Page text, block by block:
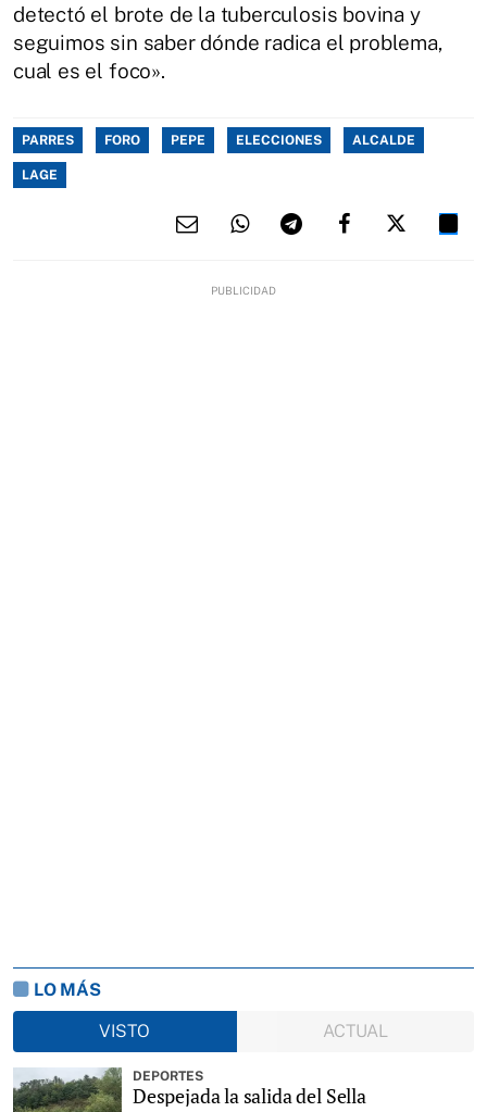
detectó el brote de la tuberculosis bovina y
seguimos sin saber dónde radica el problema,
cual es el foco».
PARRES FORO PEPE ELECCIONES ALCALDE
LAGE
LO MÁS
VISTO
ACTUAL
DEPORTES
Despejada la salida del Sella